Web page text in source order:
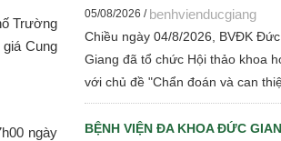
Trường
Cung
ngày
05/08/2026 / benhvienducgiang
Chiều ngày 04/8/2026, BVĐK Đức
Giang đã tổ chức Hội thảo khoa
với chủ đề "Chẩn đoán và can
sớm – Chìa khóa giúp giảm tử
tiến triển bệnh thận mạn" nhằm
BỆNH VIỆN ĐA KHOA ĐỨC